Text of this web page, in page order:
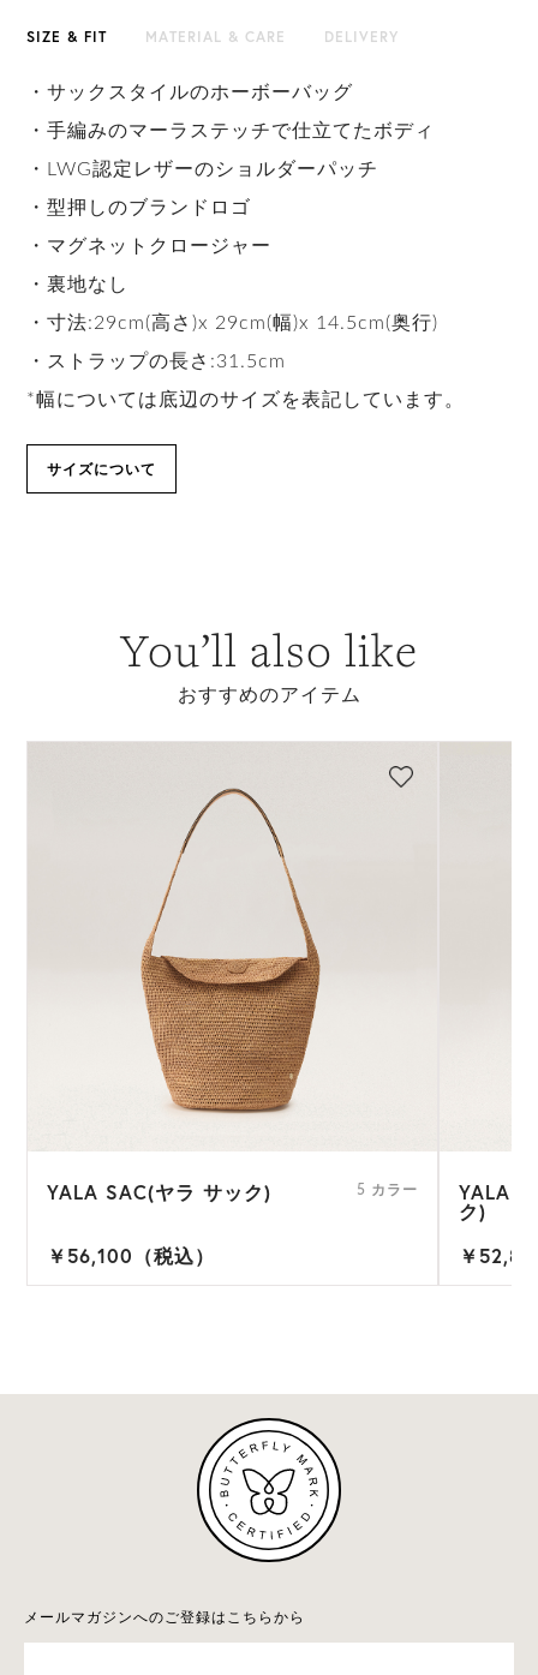
SIZE & FIT MATERIAL & CARE DELIVERY
・サックスタイルのホーボーバッグ
・手編みのマーラステッチで仕立てたボディ
・LWG認定レザーのショルダーパッチ
・型押しのブランドロゴ
・マグネットクロージャー
・裏地なし
・寸法:29cm(高さ)x 29cm(幅)x 14.5cm(奥行)
・ストラップの長さ:31.5cm
*幅については底辺のサイズを表記しています。
サイズについて
You’ll also like
おすすめのアイテム
YALA SAC(ヤラ サック) 5 カラー
￥56,100（税込）
YALA
ク)
￥
メールマガジンへのご登録はこちらから